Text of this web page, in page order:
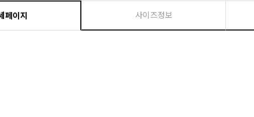
페이지 사이즈정보